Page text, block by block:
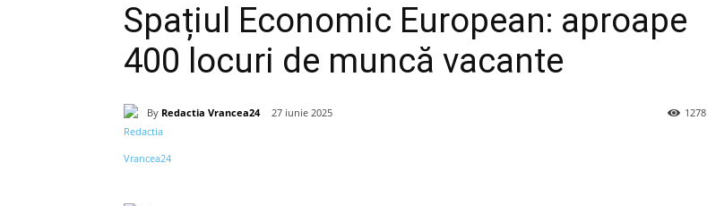
Spațiul Economic European: aproape
400 locuri de muncă vacante
By Redactia Vrancea24 27 iunie 2025 1278
Acțiune